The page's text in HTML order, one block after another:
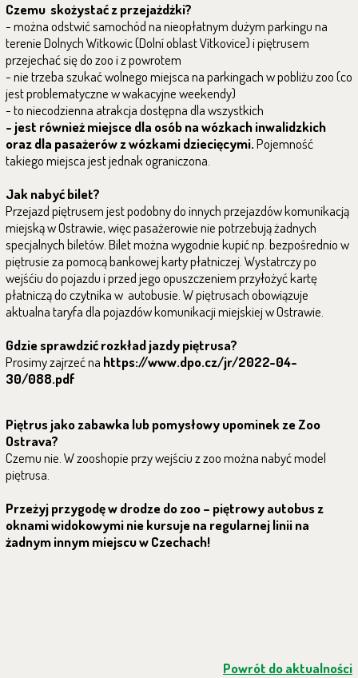
Czemu skożystać z przejażdżki?
- można odstwić samochód na nieopłatnym dużym parkingu na
terenie Dolnych Witkowic (Dolní oblast Vítkovice) i piętrusem
przejechać się do zoo i z powrotem
- nie trzeba szukać wolnego miejsca na parkingach w pobliżu zoo (co
jest problematyczne w wakacyjne weekendy)
- to niecodzienna atrakcja dostępna dla wszystkich
- jest również miejsce dla osób na wózkach inwalidzkich
oraz dla pasażerów z wózkami dziecięcymi.Pojemność
takiego miejsca jest jednak ograniczona.
Jak nabyć bilet?
Przejazd piętrusem jest podobny do innych przejazdów komunikacją
miejską w Ostrawie, więc pasażerowie nie potrzebują żadnych
specjalnych biletów. Bilet można wygodnie kupić np. bezpośrednio w
piętrusie za pomocą bankowej karty płatniczej. Wystatrczy po
wejśćiu do pojazdu i przed jego opuszczeniem przyłożyć kartę
płatniczą do czytnika w autobusie. W piętrusach obowiązuje
aktualna taryfa dla pojazdów komunikacji miejskiej w Ostrawie.
Gdzie sprawdzić rozkład jazdy piętrusa?
Prosimy zajrzeć na https://www.dpo.cz/jr/2022-04-
30/088.pdf
Piętrus jako zabawka lub pomysłowy upominek ze Zoo
Ostrava?
Czemu nie. W zooshopie przy wejściu z zoo można nabyć model
piętrusa.
Przeżyj przygodę w drodze do zoo – piętrowy autobus z
oknami widokowymi nie kursuje na regularnej linii na
żadnym innym miejscu w Czechach!
Powrót do aktualności